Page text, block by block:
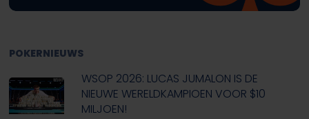
POKERNIEUWS
WSOP 2026: LUCAS JUMALON IS DE
NIEUWE WERELDKAMPIOEN VOOR $10
MILJOEN!